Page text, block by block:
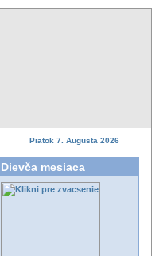
Piatok 7. Augusta 2026
Dievča mesiaca